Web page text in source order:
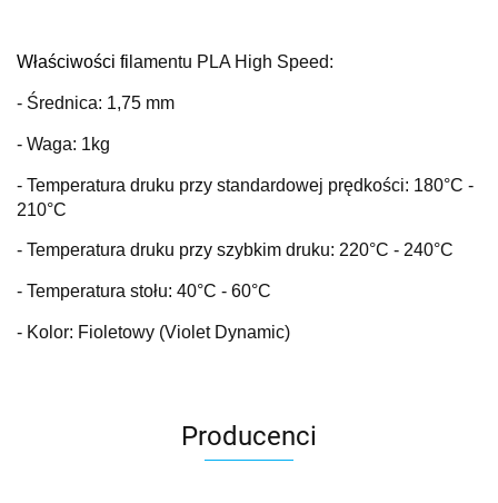
Właściwości fi lamentu PLA High Speed:
- Średnica: 1,75 mm
- Waga: 1kg
- Temperatura druku przy standardowej prędkości: 180°C -
210°C
- Temperatura druku przy szybkim druku: 220°C - 240°C
- Temperatura stołu: 40°C - 60°C
- Kolor: Fioletowy (Violet Dynamic)
Producenci